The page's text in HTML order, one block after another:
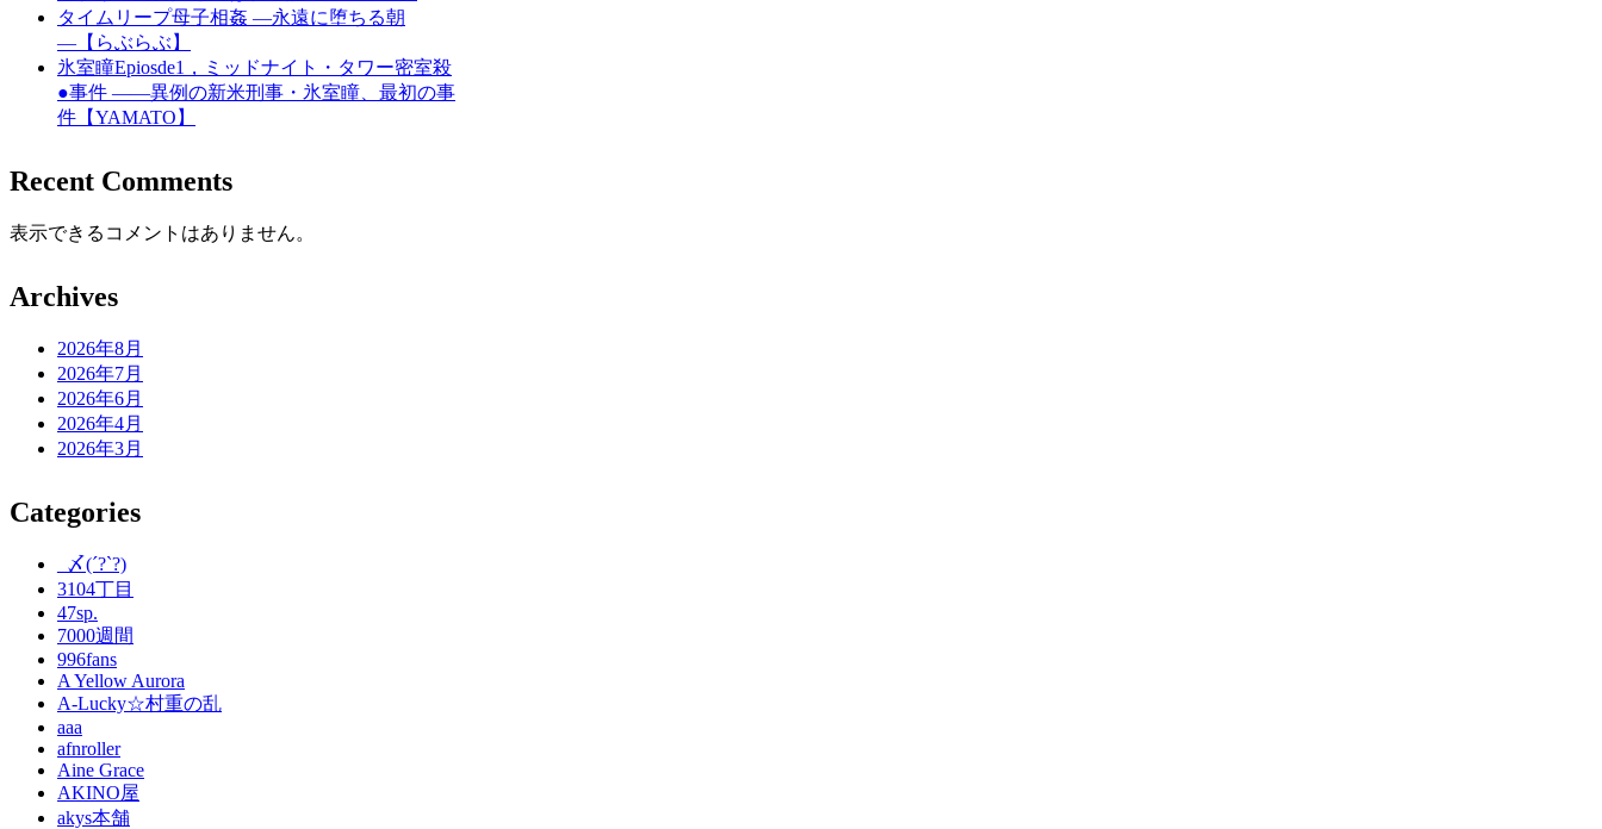
タイムリープ母子相姦 ―永遠に堕ちる朝
―【らぶらぶ】
氷室瞳Epiosde1，ミッドナイト・タワー密室殺
●事件 ――異例の新米刑事・氷室瞳、最初の事
件【YAMATO】
Recent Comments
表示できるコメントはありません。
Archives
2026年8月
2026年7月
2026年6月
2026年4月
2026年3月
Categories
_〆(´?`?)
3104丁目
47sp.
7000週間
996fans
A Yellow Aurora
A-Lucky☆村重の乱
aaa
afnroller
Aine Grace
AKINO屋
akys本舗